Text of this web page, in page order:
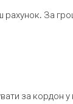
За
за кордон у